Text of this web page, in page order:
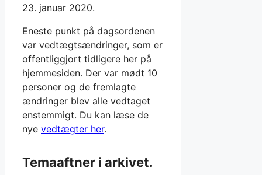
23. januar 2020.
Eneste punkt på dagsordenen
var vedtægtsændringer, som er
offentliggjort tidligere her på
hjemmesiden. Der var mødt 10
personer og de fremlagte
ændringer blev alle vedtaget
enstemmigt. Du kan læse de
nye vedtægter her.
Temaaftner i arkivet.